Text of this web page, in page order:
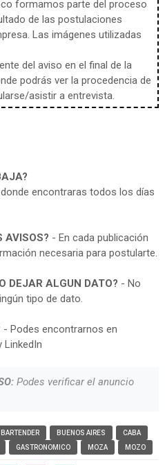
formamos parte del proceso
de las postulaciones
Las imágenes utilizadas
del aviso en el final de la
podrás ver la procedencia de
asistir a entrevista.
encontraras todos los días
AVISOS? - En cada publicación
necesaria para postularte.
DEJAR ALGUN DATO? - No
tipo de dato.
- Podes encontrarnos en
LinkedIn
Podes verificar el anuncio
BARTENDER BUENOS AIRES
CABA
GASTRONOMICO MOZA MOZO